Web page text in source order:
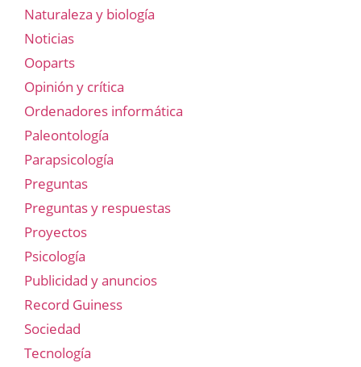
Naturaleza y biología
Noticias
Ooparts
Opinión y crítica
Ordenadores informática
Paleontología
Parapsicología
Preguntas
Preguntas y respuestas
Proyectos
Psicología
Publicidad y anuncios
Record Guiness
Sociedad
Tecnología